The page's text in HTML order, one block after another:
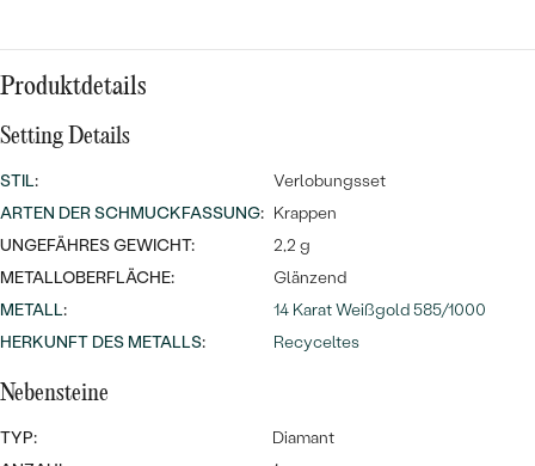
Wave Kollektion
ANSEHEN
NACH DER FORM
MASSGEFERTIGTER
Ohrrinnge
ANSEHEN
Personalisierte
Halsketten
ANSEHEN
Meistverkaufte
Ringe
ANSEHEN
Produktdetails
Setting Details
STIL:
Verlobungsset
ARTEN DER SCHMUCKFASSUNG: Krappen
UNGEFÄHRES GEWICHT:
2,2 g
METALLOBERFLÄCHE:
Glänzend
METALL:
14 Karat Weißgold 585/1000
HERKUNFT DES METALLS: Recyceltes
Nebensteine
TYP:
Diamant